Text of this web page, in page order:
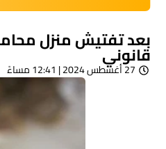
قانوني
27 أغسطس 2024 | 12:41 مساءً